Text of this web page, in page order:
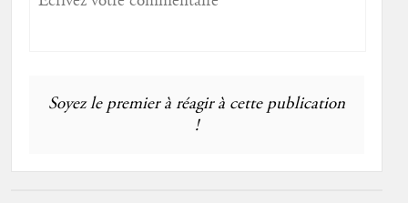
Soyez le premier à réagir à cette publication
!